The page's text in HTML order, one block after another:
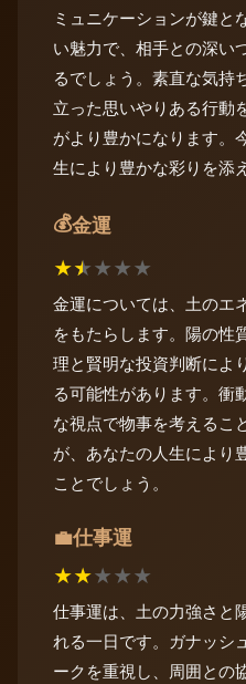
ミュニケーションが鍵と
い魅力で、相手との深い
るでしょう。素直な気持
立った思いやりある行動
がより豊かになります。
生により豊かな彩りを添
💰金運
★★★★★
金運については、土のエ
をもたらします。陽の性
理と賢明な投資判断によ
る可能性があります。衝
な視点で物事を考えるこ
が、あなたの人生により
ことでしょう。
💼仕事運
★★★★★
仕事運は、土の力強さと
れる一日です。ガナッシ
ークを重視し、周囲との